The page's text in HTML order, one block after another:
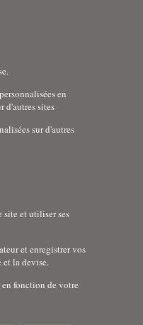
en
d'autres sites
sur d'autres
site et utiliser ses
et enregistrer vos
et la devise.
fonction de votre